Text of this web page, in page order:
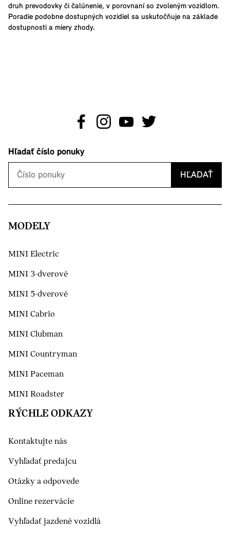
druh prevodovky či čalúnenie, v porovnaní so zvoleným vozidlom.
Poradie podobne dostupných vozidiel sa uskutočňuje na základe
dostupnosti a miery zhody.
Hľadať číslo ponuky
HĽADAŤ
MODELY
MINI Electric
MINI 3-dverové
MINI 5-dverové
MINI Cabrio
MINI Clubman
MINI Countryman
MINI Paceman
MINI Roadster
RÝCHLE ODKAZY
Kontaktujte nás
Vyhľadať predajcu
Otázky a odpovede
Online rezervácie
Vyhľadať jazdené vozidlá